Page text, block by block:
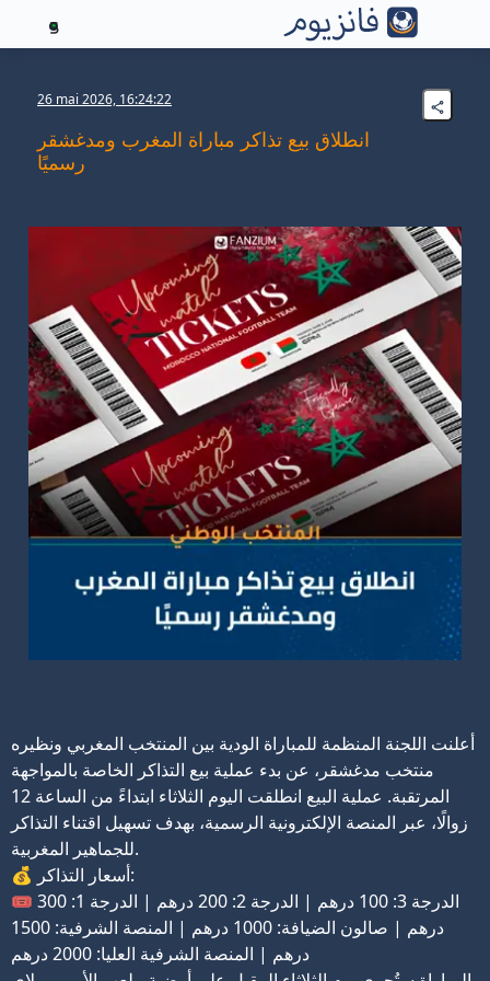
5
26 mai 2026, 16:24:22
انطلاق بيع تذاكر مباراة المغرب ومدغشقر
رسميًا
أعلنت اللجنة المنظمة للمباراة الودية بين المنتخب المغربي ونظيره
منتخب مدغشقر، عن بدء عملية بيع التذاكر الخاصة بالمواجهة
المرتقبة.
عملية البيع انطلقت اليوم الثلاثاء ابتداءً من الساعة 12
زوالًا، عبر المنصة الإلكترونية الرسمية، بهدف تسهيل اقتناء التذاكر
للجماهير المغربية.
💰 أسعار التذاكر:
🎟️ الدرجة 3: 100 درهم | الدرجة 2: 200 درهم | الدرجة 1: 300
درهم | صالون الضيافة: 1000 درهم | المنصة الشرفية: 1500
درهم | المنصة الشرفية العليا: 2000 درهم